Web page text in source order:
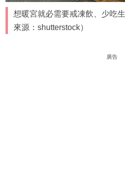
想暖宮就必需要戒凍飲、少吃
來源：shutterstock）
廣告